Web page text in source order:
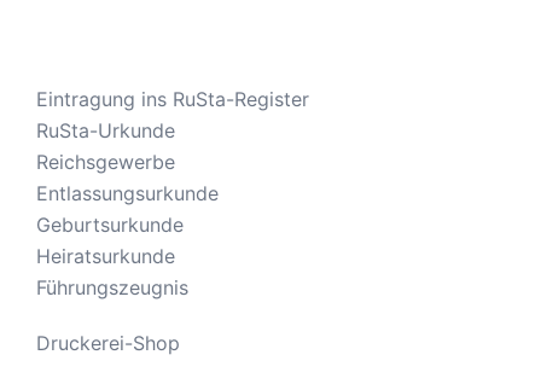
Eintragung ins RuSta-Register
RuSta-Urkunde
Reichsgewerbe
Entlassungsurkunde
Geburtsurkunde
Heiratsurkunde
Führungszeugnis
Druckerei-Shop